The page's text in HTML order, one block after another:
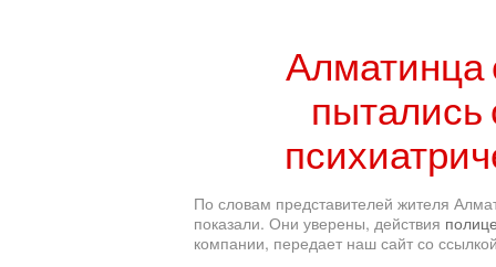
Алматинца
пытались
По словам представителей жителя
показали. Они уверены, действия
компании, передает наш сайт со